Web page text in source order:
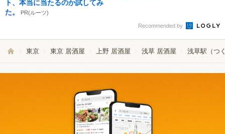
ト、本当に当たるのか試してみ
た。
PR(ルーツ)
Recommended by
東京 東京 居酒屋 上野 居酒屋 浅草 居酒屋 浅草駅（つ